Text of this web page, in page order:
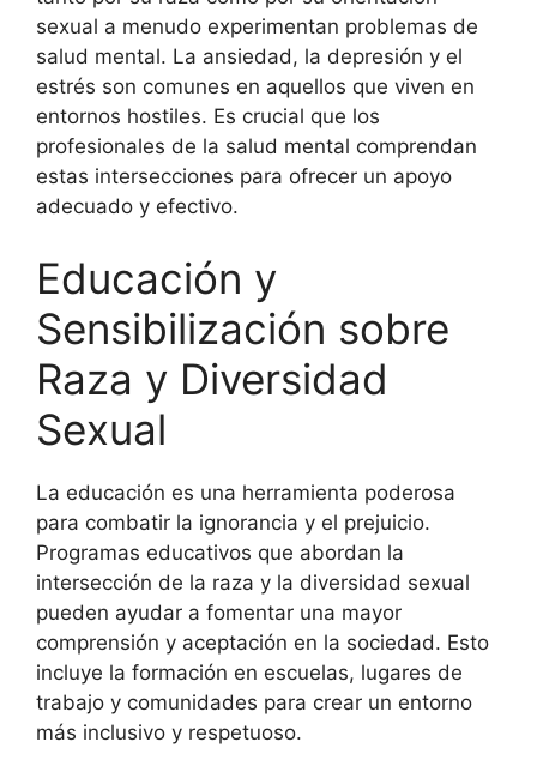
sexual a menudo experimentan problemas de
salud mental. La ansiedad, la depresión y el
estrés son comunes en aquellos que viven en
entornos hostiles. Es crucial que los
profesionales de la salud mental comprendan
estas intersecciones para ofrecer un apoyo
adecuado y efectivo.
Educación y
Sensibilización sobre
Raza y Diversidad
Sexual
La educación es una herramienta poderosa
para combatir la ignorancia y el prejuicio.
Programas educativos que abordan la
intersección de la raza y la diversidad sexual
pueden ayudar a fomentar una mayor
comprensión y aceptación en la sociedad. Esto
incluye la formación en escuelas, lugares de
trabajo y comunidades para crear un entorno
más inclusivo y respetuoso.